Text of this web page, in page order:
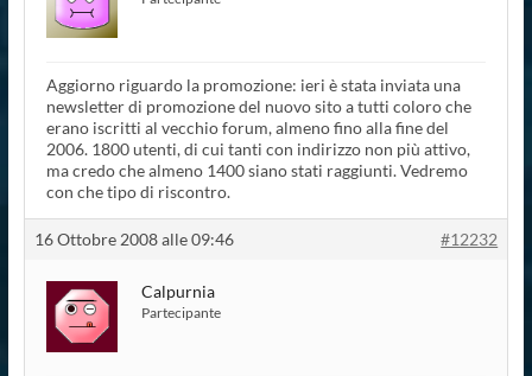
Aggiorno riguardo la promozione: ieri è stata inviata una
newsletter di promozione del nuovo sito a tutti coloro che
erano iscritti al vecchio forum, almeno fino alla fine del
2006. 1800 utenti, di cui tanti con indirizzo non più attivo,
ma credo che almeno 1400 siano stati raggiunti. Vedremo
con che tipo di riscontro.
16 Ottobre 2008 alle 09:46 #12232
Calpurnia
Partecipante